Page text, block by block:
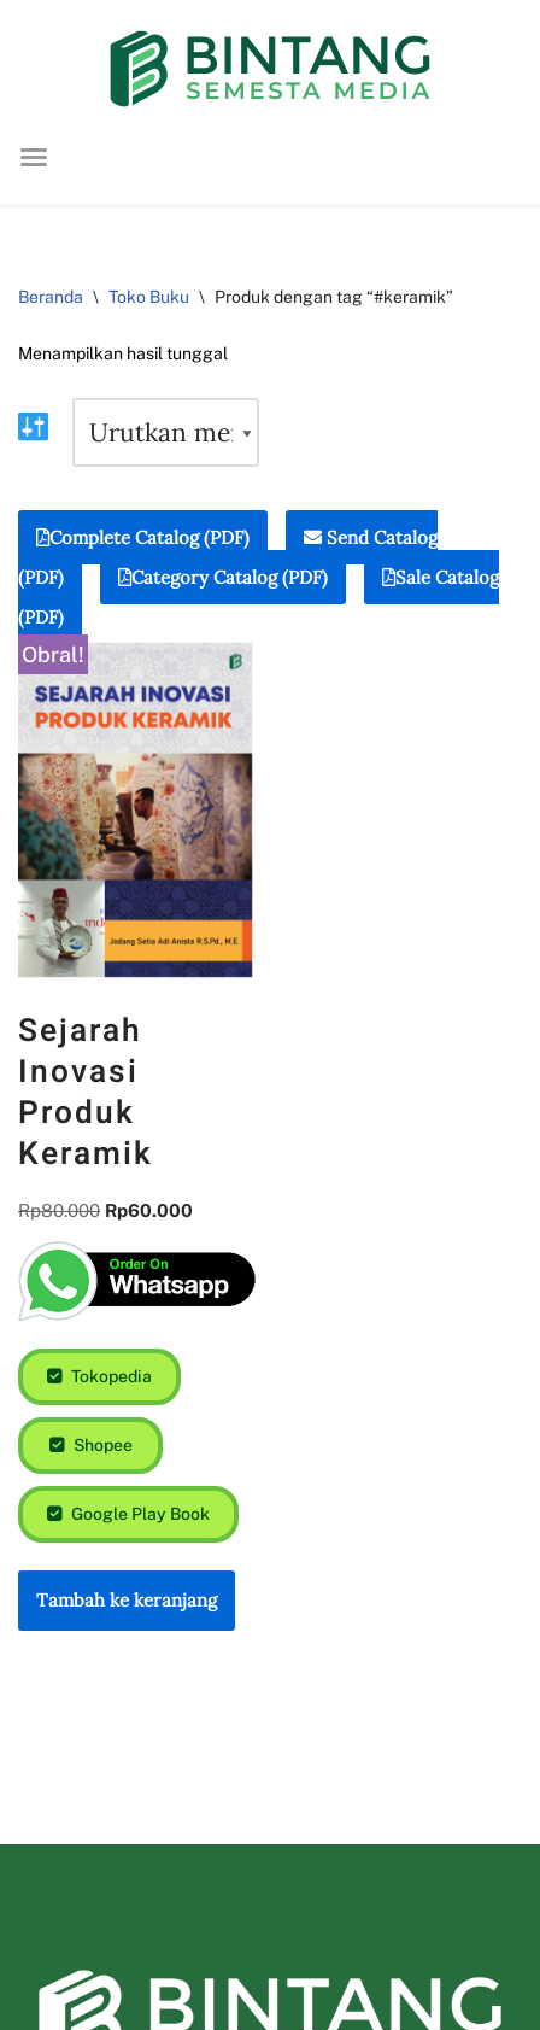
konten
Beranda \ Toko Buku \ Produk dengan tag “#keramik”
Menampilkan hasil tunggal
Complete Catalog (PDF)
Send Catalog
(PDF)
Category Catalog (PDF)
Sale Catalog
(PDF)
Obral!
Sejarah
Inovasi
Produk
Keramik
Rp80.000 Rp60.000
Tokopedia
Shopee
Google Play Book
Tambah ke keranjang